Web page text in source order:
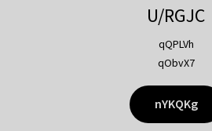
U/RGJC
qQPLVh
qObvX7
nYKQKg